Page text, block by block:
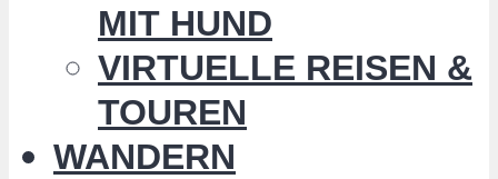
MIT HUND
VIRTUELLE REISEN &
TOUREN
WANDERN